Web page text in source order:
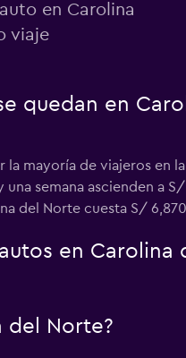
en Carolina
viaje
quedan en
la mayoría de viajeros en
semana ascienden a S/
del Norte cuesta S/
en Carolina
del Norte?